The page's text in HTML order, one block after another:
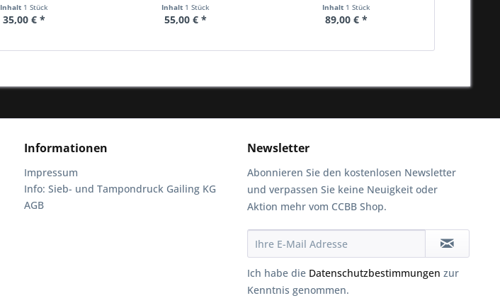
Inhalt 1 Stück
35,00 € *
Inhalt 1 Stück
55,00 € *
Inhalt 1 Stück
89,00 € *
Informationen
Impressum
Info: Sieb- und Tampondruck Gailing KG
AGB
Newsletter
Abonnieren Sie den kostenlosen Newsletter
und verpassen Sie keine Neuigkeit oder
Aktion mehr vom CCBB Shop.
Ich habe die Datenschutzbestimmungen zur
Kenntnis genommen.